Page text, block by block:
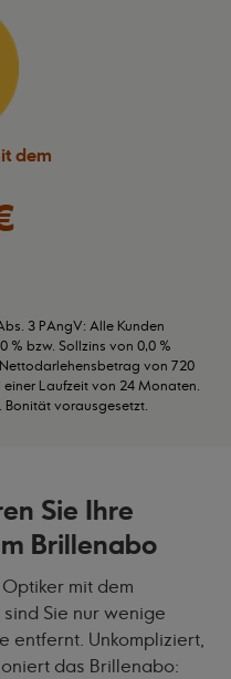
dem
3 PAngV: Alle Kunden
% bzw. Sollzins von 0,0 %
von 720
Laufzeit von 24 Monaten.
Bonität vorausgesetzt.
Sie Ihre
Brillenabo
mit dem
Sie nur wenige
entfernt. Unkompliziert,
das Brillenabo: